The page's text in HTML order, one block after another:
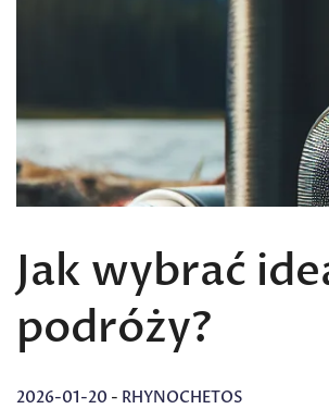
Jak wybrać
podróży?
2026-01-20 - RHYNOCHETOS